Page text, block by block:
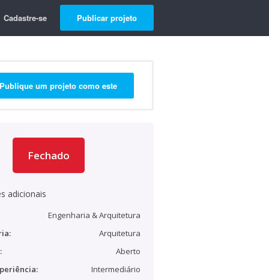
Cadastre-se Publicar projeto
Publique um projeto como este
Fechado
adicionais
Engenharia & Arquitetura
Arquitetura
Aberto
Intermediário